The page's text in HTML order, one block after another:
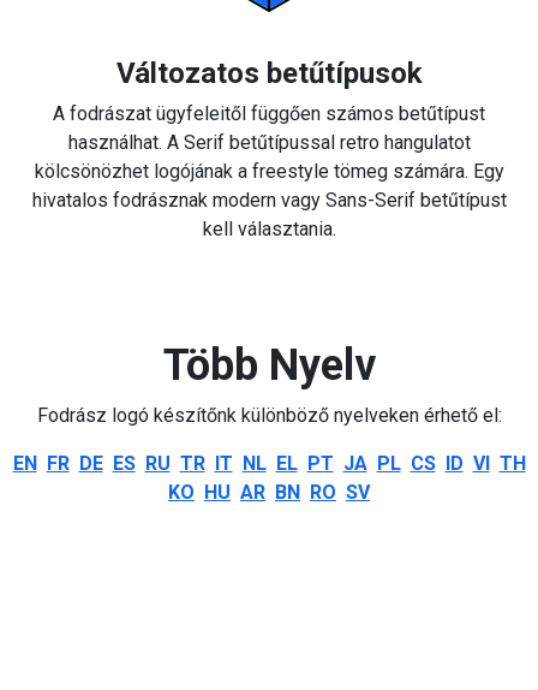
Változatos betűtípusok
A fodrászat ügyfeleitől függően számos betűtípust
használhat. A Serif betűtípussal retro hangulatot
kölcsönözhet logójának a freestyle tömeg számára. Egy
hivatalos fodrásznak modern vagy Sans-Serif betűtípust
kell választania.
Több Nyelv
Fodrász logó készítőnk különböző nyelveken érhető el:
EN FR DE ES RU TR IT NL EL PT JA PL CS ID VI TH
KO HU AR BN RO SV